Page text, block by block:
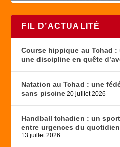
FIL D’ACTUALITÉ
Course hippique au Tchad
une discipline en quête
Natation au Tchad : une
sans piscine 20 juillet 2026
Handball tchadien : un
entre urgences du
13 juillet 2026